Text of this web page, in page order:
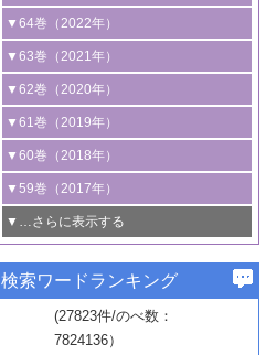
3号 有機分子変換やCO 資源化のための
光触媒に関する最近の研究
B号 第137回触媒討論会（2026年）
2号 水素製造のための水分解技術に関す
る最近の研究
3号 オレフィン系樹脂の精密合成に関す
る最新技術
4号 アルコール類の効率的変換を実現す
る非貴金属触媒の研究動向
5号 ゼオライトの合成と応用における研
究動向
6号 ヘテロ接合界面
B号 第135回触媒討論会（2025年）
2号 規制反応場を活用した固体触媒研究
の新展開
3号 未踏分子変換を目指した酸化触媒プ
ロセスの最前線
4号 シンクロトロン放射光および中性子
線を利用した触媒解析技術の最先端
5号 単原子触媒
6号 参照触媒委員会からのお知らせ
B号 第133回触媒討論会（2023年）
1号 炭素が関わる触媒機能
2号 プラスチックケミカルリサイクルの
ための触媒技術
3号 非酸化物系金属化合物を基盤とした
触媒材料の開発
4号 格子酸素・格子酸素欠陥を利用した
触媒反応
5号 生体触媒によるエネルギー変換反応
6号 窒素とリンの循環のための触媒・機
能性材料
▼64巻（2022年）
1号 合成ガス製造とCOを用いるケミカル
ズ合成の最新動向
2号 化学品合成のための合金触媒開発
3号 CO の排出削減および有効活用のた
めの触媒技術
4号 若手による情報発信企画～とびたて
若き触媒の研究者たち～（1）
若き触媒の研究者たち～（2）
6号 石油のノーブル・ユースを志向した
触媒技術
▼63巻（2021年）
1号 金触媒の新展開
2号 ペロブスカイト
3号 特殊反応場を利用した触媒的分子変
換反応
4号 多孔質材料を用いた触媒の新展開
5号 情報学的手法を用いた触媒開発
6号 カーボンニュートラルに向けた電解
技術
B号 第127回触媒討論会（2021年・オン
ライン開催(Zoom)のみ）
▼62巻（2020年）
1号 触媒設計を拓く欠陥構造のキャラク
タリゼーション
2号 機能化学品製造に資するクリーンな
触媒的酸化反応
3号 水処理のための触媒化学
4号 光触媒を用いた水分解の最新の研究
動向
5号 次世代の触媒プロセスを支えるマイ
▼61巻（2019年）
1号 物質移動制御に着目した触媒プロセ
ス開発
2号 CO2 フリー水素サプライチェーンに
関わる触媒開発動向
3号 精密高分子合成に関する最近の研究
動向
4号 バイオマス化成品製造のための触媒
▼60巻（2018年）
1号 固体酸触媒の最新の研究動向
2号 二酸化炭素からの有用化学品合成
3号 ナノ粒子・クラスター触媒の最前線
4号 60周年記念企画
5号 進化するゼオライト合成技術
6号 非貴金属系触媒における電気化学的
▼59巻（2017年）
1号 いたるところに，触媒
最先端技術
3号 無機分離膜材料の開発と触媒反応プ
ロセスへの適用
▼…さらに表示する
1号 ユニークな構造の高分子を生み出す触
2号 リグニンからの化成品製造に向けた触
▼57巻（2015年）
1号 水素キャリアにかかわる触媒技術の新
▼56巻（2014年）
検索ワードランキング
(27823件/のべ数：
7824136）